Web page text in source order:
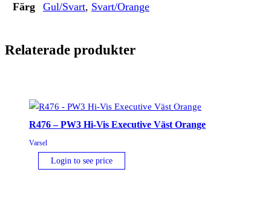
Färg Gul/Svart, Svart/Orange
Relaterade produkter
R476 – PW3 Hi-Vis Executive Väst Orange
Varsel
Login to see price